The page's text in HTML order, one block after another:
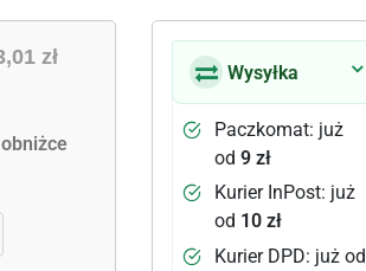
zł
Wysyłka
Paczkomat: już
od9 zł
Kurier InPost: już
od 10 zł
Kurier DPD: już od